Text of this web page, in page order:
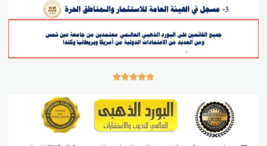




